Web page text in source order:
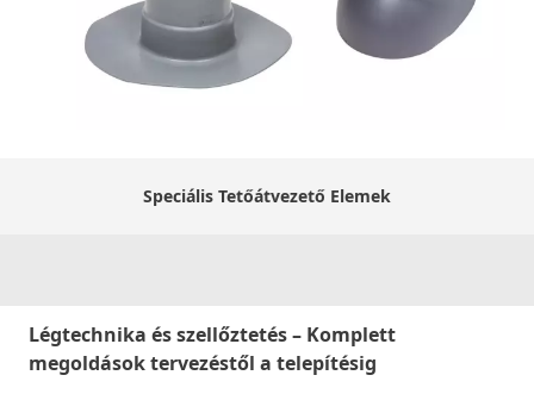
Speciális Tetőátvezető Elemek
Légtechnika és szellőztetés – Komplett
megoldások tervezéstől a telepítésig